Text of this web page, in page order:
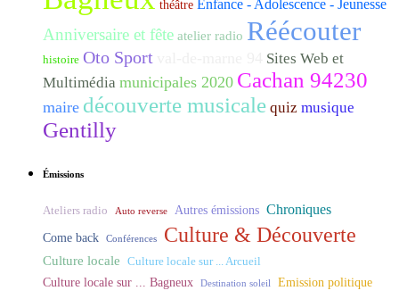
théâtre Enfance - Adolescence - Jeunesse
Anniversaire et fête atelier radio Réécouter
histoire Oto Sport
Sites Web et
Multimédia municipales 2020 Cachan 94230
maire découverte musicale quiz musique
Gentilly
Émissions
Ateliers radio Auto reverse Autres émissions Chroniques
Come back Conférences Culture & Découverte
Culture locale Culture locale sur ... Arcueil
Culture locale sur ... Bagneux Destination soleil Emission politique